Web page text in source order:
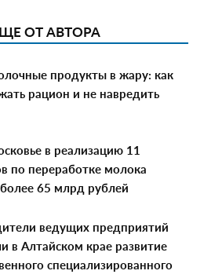
ОТ АВТОРА
продукты в жару: как
рацион и не навредить
в реализацию 11
по переработке молока
65 млрд рублей
ведущих предприятий
в Алтайском крае развитие
специализированного